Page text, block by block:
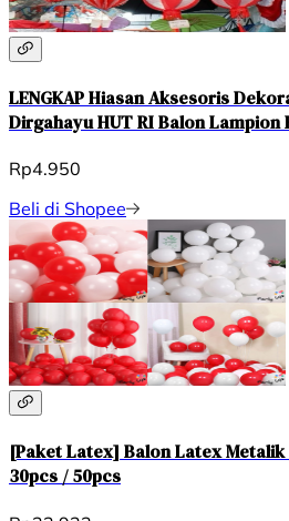
LENGKAP Hiasan Aksesoris
Dirgahayu HUT RI Balon Lampion
Rp4.950
Beli di Shopee
[Paket Latex] Balon Latex
30pcs / 50pcs